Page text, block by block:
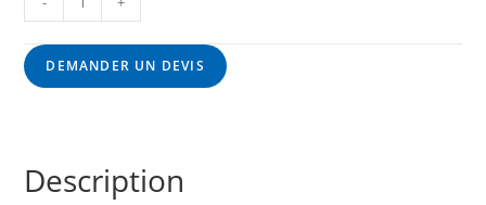
DEMANDER UN DEVIS
Description